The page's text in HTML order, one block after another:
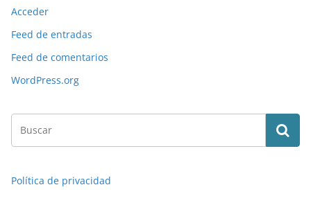
Acceder
Feed de entradas
Feed de comentarios
WordPress.org
Política de privacidad